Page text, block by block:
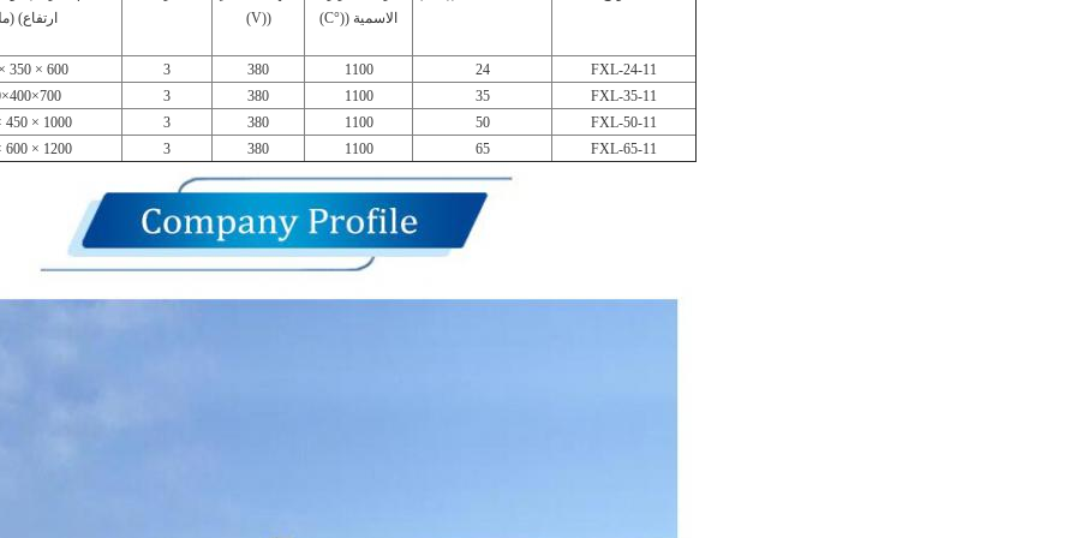
الاسمية ((°C)
((V)
ارتفاع)
FXL-24-11
24
1100
380
3
600 × 350 × 300
FXL-35-11
35
1100
380
3
700×400×350
FXL-50-11
50
1100
380
3
1000 × 450 × 500
FXL-65-11
65
1100
380
3
1200 × 600 × 400